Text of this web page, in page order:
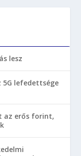
lesz
5G lefedettsége
az erős forint,